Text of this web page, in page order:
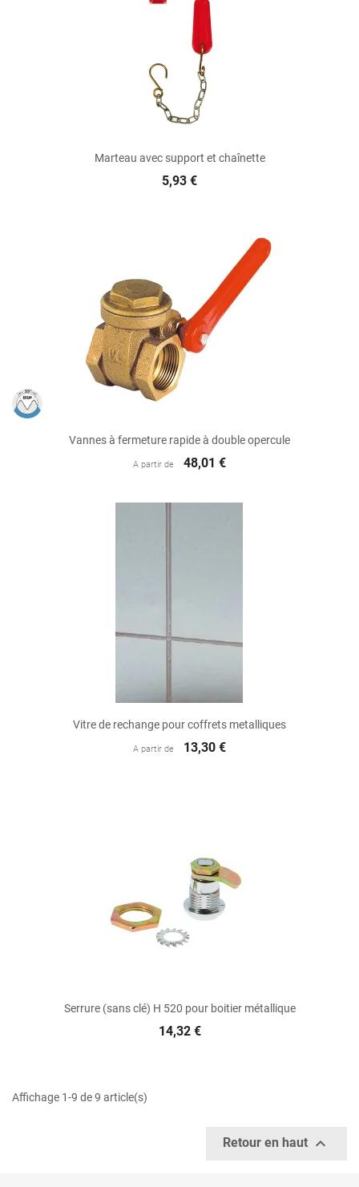
Marteau avec support et chaînette
5,93 €
Vannes à fermeture rapide à double opercule
A partir de 48,01 €
Vitre de rechange pour coffrets metalliques
A partir de 13,30 €
Serrure (sans clé) H 520 pour boitier métallique
14,32 €
Affichage 1-9 de 9 article(s)
Retour en haut 